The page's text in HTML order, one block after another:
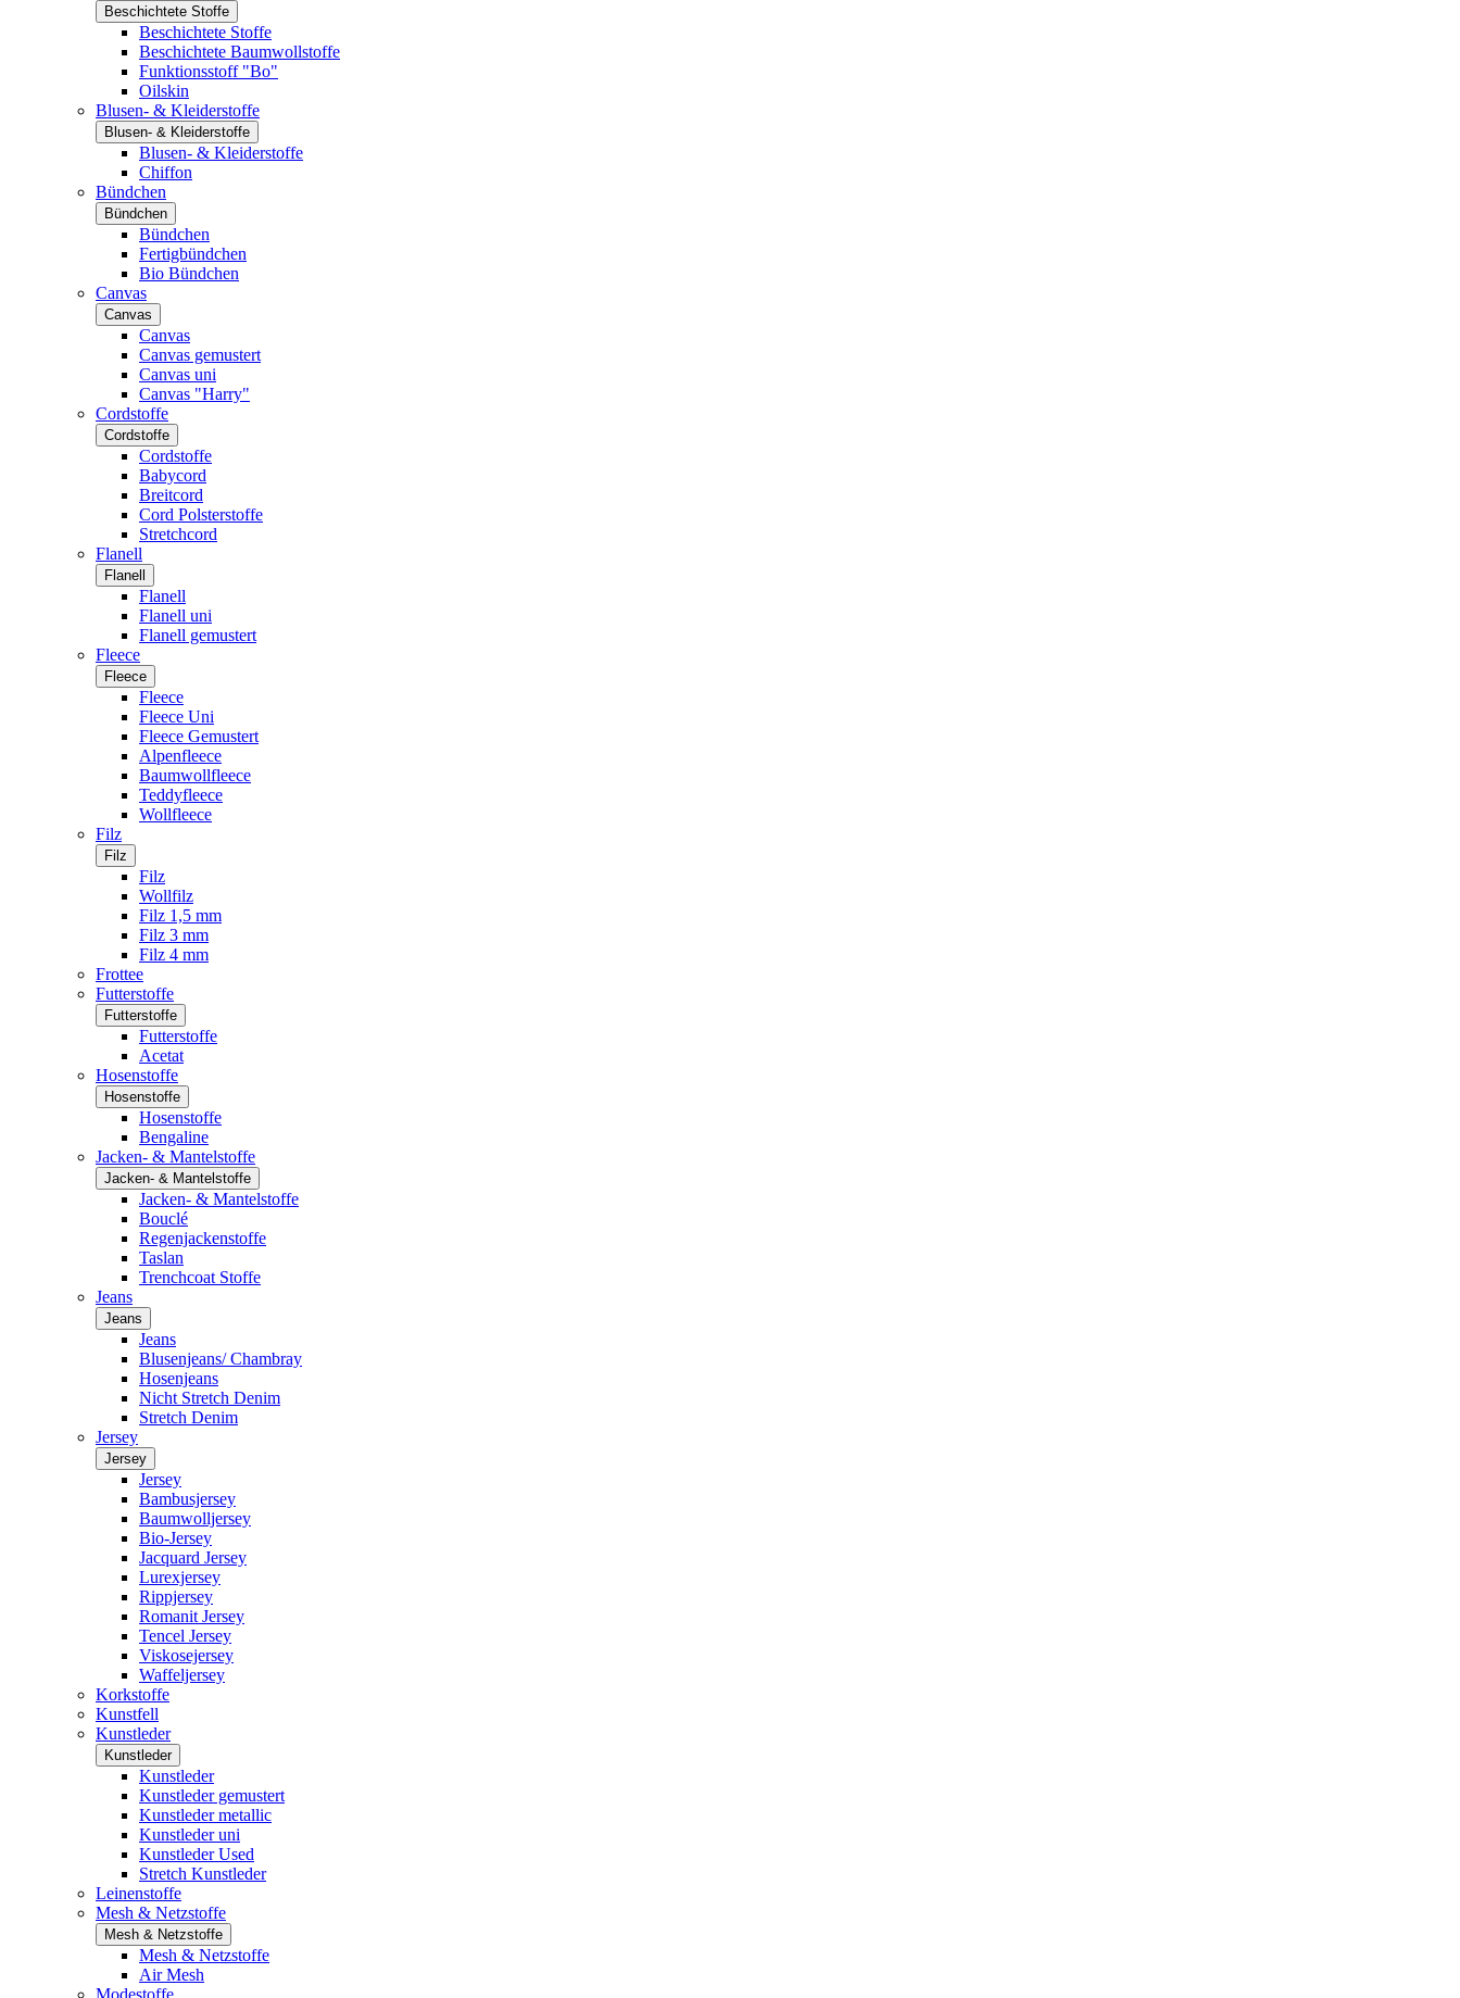
Beschichtete Stoffe
Beschichtete Stoffe
Beschichtete Baumwollstoffe
Funktionsstoff "Bo"
Oilskin
Blusen- & Kleiderstoffe
Blusen- & Kleiderstoffe
Blusen- & Kleiderstoffe
Chiffon
Bündchen
Bündchen
Bündchen
Fertigbündchen
Bio Bündchen
Canvas
Canvas
Canvas
Canvas gemustert
Canvas uni
Canvas "Harry"
Cordstoffe
Cordstoffe
Cordstoffe
Babycord
Breitcord
Cord Polsterstoffe
Stretchcord
Flanell
Flanell
Flanell
Flanell uni
Flanell gemustert
Fleece
Fleece
Fleece
Fleece Uni
Fleece Gemustert
Alpenfleece
Baumwollfleece
Teddyfleece
Wollfleece
Filz
Filz
Filz
Wollfilz
Filz 1,5 mm
Filz 3 mm
Filz 4 mm
Frottee
Futterstoffe
Futterstoffe
Futterstoffe
Acetat
Hosenstoffe
Hosenstoffe
Hosenstoffe
Bengaline
Jacken- & Mantelstoffe
Jacken- & Mantelstoffe
Jacken- & Mantelstoffe
Bouclé
Regenjackenstoffe
Taslan
Trenchcoat Stoffe
Jeans
Jeans
Jeans
Blusenjeans/ Chambray
Hosenjeans
Nicht Stretch Denim
Stretch Denim
Jersey
Jersey
Jersey
Bambusjersey
Baumwolljersey
Bio-Jersey
Jacquard Jersey
Lurexjersey
Rippjersey
Romanit Jersey
Tencel Jersey
Viskosejersey
Waffeljersey
Korkstoffe
Kunstfell
Kunstleder
Kunstleder
Kunstleder
Kunstleder gemustert
Kunstleder metallic
Kunstleder uni
Kunstleder Used
Stretch Kunstleder
Leinenstoffe
Mesh & Netzstoffe
Mesh & Netzstoffe
Mesh & Netzstoffe
Air Mesh
Modestoffe